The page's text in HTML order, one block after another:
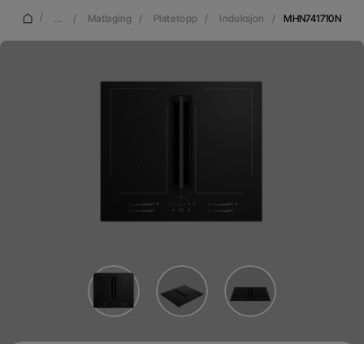
/ ... / Matlaging / Platetopp / Induksjon / MHN741710N